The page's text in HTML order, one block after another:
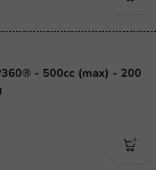
- 500cc (max) - 200